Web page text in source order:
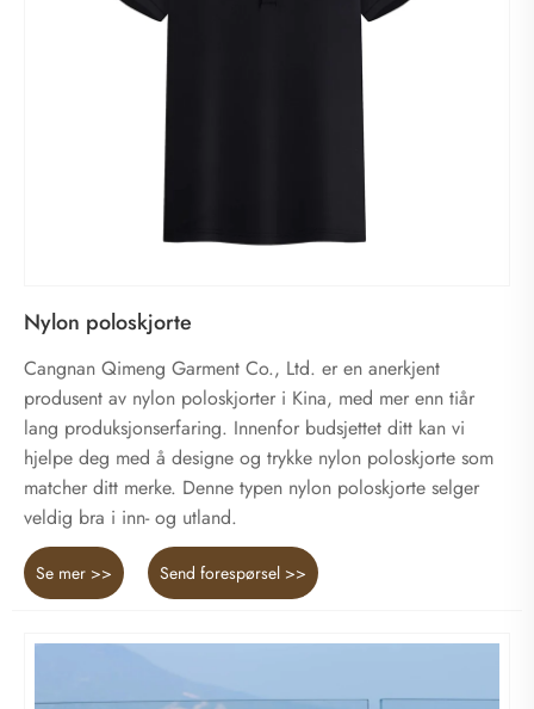
Nylon poloskjorte
Cangnan Qimeng Garment Co., Ltd. er en anerkjent
produsent av nylon poloskjorter i Kina, med mer enn tiår
lang produksjonserfaring. Innenfor budsjettet ditt kan vi
hjelpe deg med å designe og trykke nylon poloskjorte som
matcher ditt merke. Denne typen nylon poloskjorte selger
veldig bra i inn- og utland.
Se mer >> Send forespørsel >>